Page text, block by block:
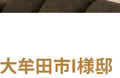
大牟田市I様